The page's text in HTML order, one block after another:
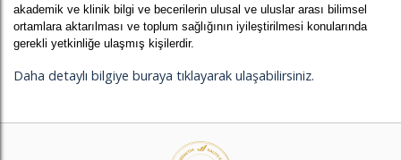
akademik ve klinik bilgi ve becerilerin ulusal ve uluslar arası bilimsel
ortamlara aktarılması ve toplum sağlığının iyileştirilmesi konularında
gerekli yetkinliğe ulaşmış kişilerdir.
Daha detaylı bilgiye buraya tıklayarak ulaşabilirsiniz.